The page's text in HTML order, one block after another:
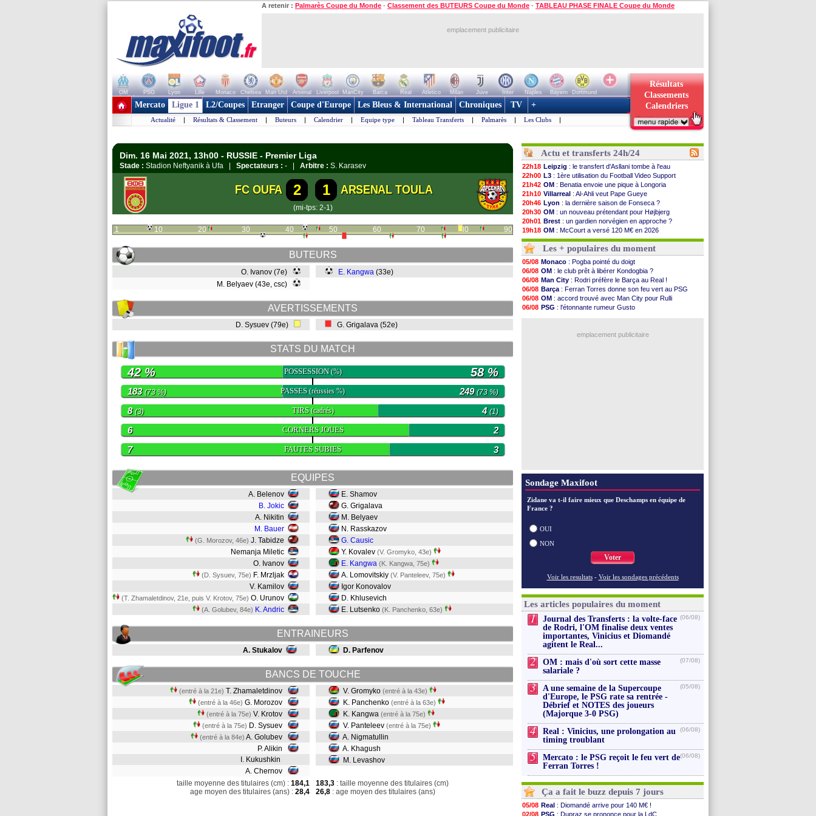
A retenir : Palmarès Coupe du Monde - Classement des BUTEURS Coupe du Monde - TABLEAU PHASE FINALE Coupe du Monde
emplacement publicitaire
OM PSG Lyon Lille Monaco Chelsea Man Utd Arsenal Liverpool ManCity Barca Real Atletico Milan Juve Inter Naples Bayern
Dortmund
+ de clubs
Résultats
Classements
Calendriers
Mercato Ligue 1 L2/Coupes Etranger Coupe d'Europe Les Bleus & International Chroniques TV +
Actualité | Résultats & Classement | Buteurs | Calendrier | Equipe type | Tableau Transferts | Palmarès | Les Clubs |
Dim. 16 Mai 2021, 13h00 - RUSSIE - Premier Liga
Stade : Stadion Neftyanik à Ufa | Spectateurs : - | Arbitre : S. Karasev
FC OUFA 2 1 ARSENAL TOULA
(mi-tps: 2-1)
1 10 20 30 40 50 60 70 80 90
BUTEURS
O. Ivanov (7e)
M. Belyaev (43e, csc)
E. Kangwa (33e)
AVERTISSEMENTS
D. Sysuev (79e) G. Grigalava (52e)
STATS DU MATCH
POSSESSION(%)
42 % 58 %
PASSES(réussies %)
183(73 %) 249(73 %)
TIRS(cadrés)
8(3) 4 (1)
CORNERS JOUES
6 2
FAUTES SUBIES
7 3
EQUIPES
A. Belenov
B. Jokic
A. Nikitin
M. Bauer
(G. Morozov, 46e) J. Tabidze
Nemanja Miletic
O. Ivanov
(D. Sysuev, 75e) F. Mrzljak
V. Kamilov
(T. Zhamaletdinov, 21e, puis V. Krotov, 75e) O. Urunov
(A. Golubev, 84e) K. Andric
E. Shamov
G. Grigalava
M. Belyaev
N. Rasskazov
G. Causic
Y. Kovalev (V. Gromyko, 43e)
E. Kangwa (K. Kangwa, 75e)
A. Lomovitskiy (V. Panteleev, 75e)
Igor Konovalov
D. Khlusevich
E. Lutsenko (K. Panchenko, 63e)
ENTRAINEURS
A. Stukalov D. Parfenov
BANCS DE TOUCHE
(entré à la 21e) T. Zhamaletdinov
(entré à la 46e) G. Morozov
(entré à la 75e) V. Krotov
(entré à la 75e) D. Sysuev
(entré à la 84e) A. Golubev
P. Alikin
I. Kukushkin
A. Chernov
V. Gromyko (entré à la 43e)
K. Panchenko (entré à la 63e)
K. Kangwa (entré à la 75e)
V. Panteleev (entré à la 75e)
A. Nigmatullin
A. Khagush
M. Levashov
taille moyenne des titulaires (cm) : 184,1
age moyen des titulaires (ans) : 28,4
183,3 : taille moyenne des titulaires (cm)
26,8 : age moyen des titulaires (ans)
Actu et transferts 24h/24
22h18 Leipzig : le transfert d'Asllani tombe à l'eau
22h00 L3 : 1ère utilisation du Football Video Support
21h42 OM : Benatia envoie une pique à Longoria
21h10 Villarreal : Al-Ahli veut Pape Gueye
20h46 Lyon : la dernière saison de Fonseca ?
20h30 OM : un nouveau prétendant pour Højbjerg
20h01 Brest : un gardien norvégien en approche ?
19h18 OM : McCourt a versé 120 M€ en 2026
19h09 PSG: 4 retours dans le groupe face à Man Utd ...
18h48
Nice : Kevin Carlos va partir en Italie
18h37 L1: prison avec sursis requis contre un arbitre
18h29
Leganés: c'est signé pour Luca Zidane (off.)
17h58
Atletico: Ruggeri en route pour Aston Villa
17h46
Monaco : Filipe Luis soutient Biereth
17h32
Lyon : Mangala prêté à Getafe (officiel)
17h16
PSG: Nsoki va signer en Croatie
16h59
Arsenal: Naples vise Gabriel Jesus
: Haise a prolongé (officiel)
Les + populaires du moment
05/08 Monaco : Pogba pointé du doigt
06/08 OM : le club prêt à libérer Kondogbia ?
06/08 Man City : Rodri préfère le Barça au Real !
06/08 Barça : Ferran Torres donne son feu vert au PSG
06/08 OM : accord trouvé avec Man City pour Rulli
06/08 PSG : l'étonnante rumeur Gusto
emplacement publicitaire
Sondage Maxifoot
Zidane va t-il faire mieux que Deschamps en équipe de
France ?
OUI
NON
Voter
Voir les resultats - Voir les sondages précédents
Les articles populaires du moment
1
Journal des Transferts : la volte-face
de Rodri, l'OM finalise deux ventes
importantes, Vinicius et Diomandé
agitent le Real...
(06/08)
2
OM : mais d'où sort cette masse
salariale ?
(07/08)
3
A une semaine de la Supercoupe
d'Europe, le PSG rate sa rentrée -
Débrief et NOTES des joueurs
(Majorque 3-0 PSG)
(05/08)
4
Real : Vinicius, une prolongation au
timing troublant
(06/08)
5
Mercato : le PSG reçoit le feu vert de
Ferran Torres !
(06/08)
Ça a fait le buzz depuis 7 jours
05/08 Real : Diomandé arrive pour 140 M€ !
02/08 PSG : Dupraz se prononce pour la LdC